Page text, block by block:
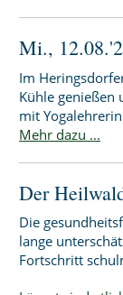
Mi.,
Im
Kühle genießen
mit
Mehr dazu ...
Der
Die
lange
Fortschritt